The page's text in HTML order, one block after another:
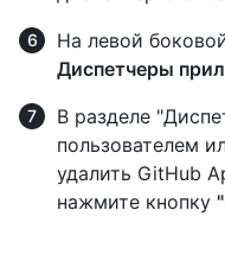
На левой
Диспетчеры
В разделе
пользователем
удалить GitHub
нажмите кнопку